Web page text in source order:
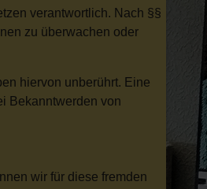
verantwortlich. Nach §§
zu überwachen oder
hiervon unberührt. Eine
Bekanntwerden von
wir für diese fremden